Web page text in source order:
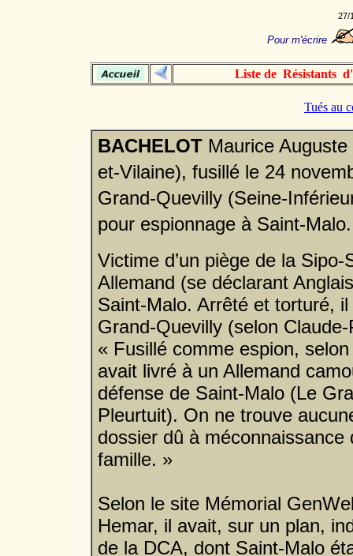
27/
Pour m'écrire
Liste de Résistants
Tués au
BACHELOT Maurice
et-Vilaine), fusillé le 24
Grand-Quevilly (Seine-
pour espionnage à Saint-Malo.
Victime d’un piège de la
Allemand (se déclarant
Saint-Malo. Arrêté et torturé,
Grand-Quevilly (selon
« Fusillé comme espion,
avait livré à un Allemand
défense de Saint-Malo (Le
Pleurtuit). On ne trouve
dossier dû à
famille. »
Selon le site Mémorial
Hemar, il avait, sur un plan,
de la DCA, dont Saint-Malo